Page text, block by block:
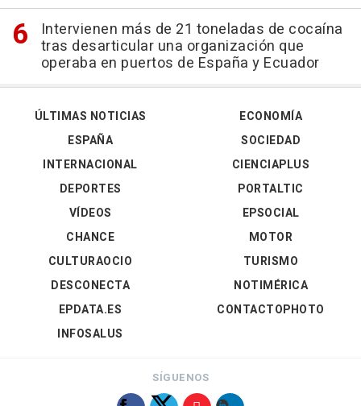
Intervienen más de 21 toneladas de cocaína
tras desarticular una organización que
operaba en puertos de España y Ecuador
ÚLTIMAS NOTICIAS
ESPAÑA
INTERNACIONAL
DEPORTES
VÍDEOS
ECONOMÍA
SOCIEDAD
CIENCIAPLUS
PORTALTIC
EPSOCIAL
CHANCE
CULTURAOCIO
DESCONECTA
EPDATA.ES
INFOSALUS
MOTOR
TURISMO
NOTIMÉRICA
CONTACTOPHOTO
SÍGUENOS